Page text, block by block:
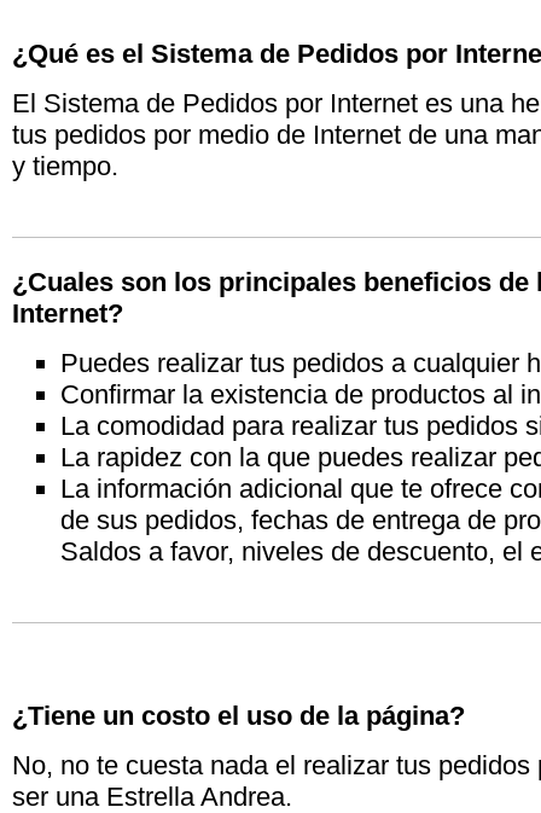
¿Qué es el Sistema de Pedidos por
El Sistema de Pedidos por Internet es una
tus pedidos por medio de Internet de una
y tiempo.
¿Cuales son los principales beneficios
Internet?
Puedes realizar tus pedidos a cualquier
Confirmar la existencia de productos al
La comodidad para realizar tus pedidos
La rapidez con la que puedes realizar
La información adicional que te ofrece
de sus pedidos, fechas de entrega de
Saldos a favor, niveles de descuento, el
¿Tiene un costo el uso de la página?
No, no te cuesta nada el realizar tus
ser una Estrella Andrea.